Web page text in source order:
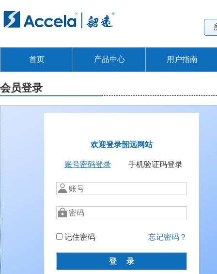
首页 产品中心 用户指南
会员登录
欢迎登录韶远网站
账号密码登录 手机验证码登录
记住密码 忘记密码？